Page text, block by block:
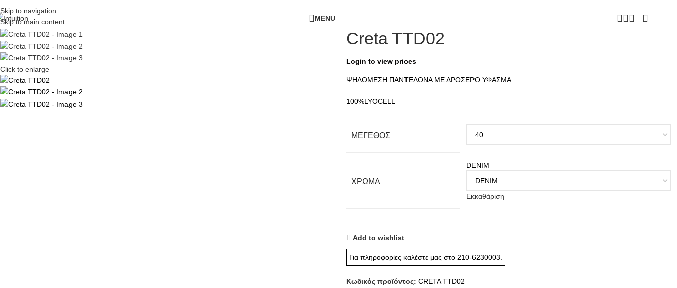
Skip to navigation
Skip to main content
MENU
Click to enlarge
Creta TTD02
Login to view prices
ΨΗΛΟΜΕΣΗ ΠΑΝΤΕΛΟΝΑ ΜΕ ΔΡΟΣΕΡΟ ΥΦΑΣΜΑ
100%LYOCELL
ΜΕΓΕΘΟΣ
ΧΡΩΜΑ
DENIM
Εκκαθάριση
Add to wishlist
Για πληροφορίες καλέστε μας στο 210-6230003
Κωδικός προϊόντος: CRETA TTD02